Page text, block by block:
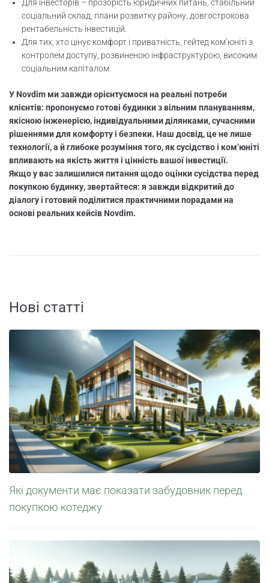
Для інвесторів – прозорість юридичних питань, стабільний
соціальний склад, плани розвитку району, довгострокова
рентабельність інвестицій.
Для тих, хто цінує комфорт і приватність, гейтед ком’юніті з
контролем доступу, розвиненою інфраструктурою, високим
соціальним капіталом.
У Novdim ми завжди орієнтуємося на реальні потреби
клієнтів: пропонуємо готові будинки з вільним плануванням,
якісною інженерією, індивідуальними ділянками, сучасними
рішеннями для комфорту і безпеки. Наш досвід, це не лише
технології, а й глибоке розуміння того, як сусідство і ком’юніті
впливають на якість життя і цінність вашої інвестиції.
Якщо у вас залишилися питання щодо оцінки сусідства перед
покупкою будинку, звертайтеся: я завжди відкритий до
діалогу і готовий поділитися практичними порадами на
основі реальних кейсів Novdim.
Нові статті
Які документи має показати забудовник перед
покупкою котеджу